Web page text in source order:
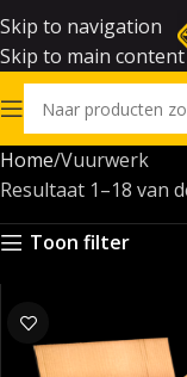
Skip to navigation
Skip to main content
Home Vuurwerk
Resultaat 1–18 van
Toon filter